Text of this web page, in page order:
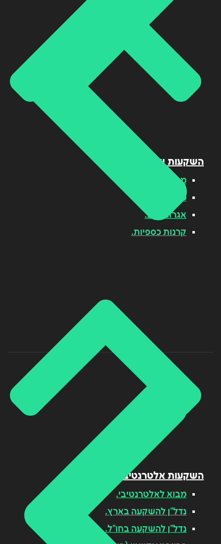
השקעות שוק ההון
מבוא לשוק ההון.
מניות.
אגרות חוב.
קרנות כספיות.
השקעות אלטרנטיביות
מבוא לאלטרנטיבי.
נדל"ן להשקעה בארץ.
נדל"ן להשקעה בחו"ל.